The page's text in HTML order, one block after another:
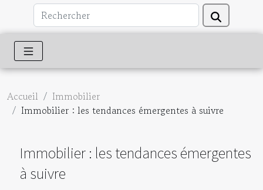
Accueil
Immobilier
Immobilier : les tendances émergentes à suivre
Immobilier : les tendances émergentes
à suivre